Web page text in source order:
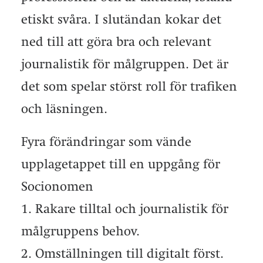
etiskt svåra. I slutändan kokar det
ned till att göra bra och relevant
journalistik för målgruppen. Det är
det som spelar störst roll för trafiken
och läsningen.
Fyra förändringar som vände
upplagetappet till en uppgång för
Socionomen
1. Rakare tilltal och journalistik för
målgruppens behov.
2. Omställningen till digitalt först.